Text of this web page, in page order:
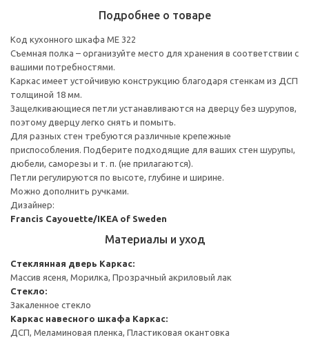
Подробнее о товаре
Код кухонного шкафа ME 322
Съемная полка – организуйте место для хранения в соответствии с
вашими потребностями.
Каркас имеет устойчивую конструкцию благодаря стенкам из ДСП
толщиной 18 мм.
Защелкивающиеся петли устанавливаются на дверцу без шурупов,
поэтому дверцу легко снять и помыть.
Для разных стен требуются различные крепежные
приспособления. Подберите подходящие для ваших стен шурупы,
дюбели, саморезы и т. п. (не прилагаются).
Петли регулируются по высоте, глубине и ширине.
Можно дополнить ручками.
Дизайнер:
Francis Cayouette/IKEA of Sweden
Материалы и уход
Стеклянная дверь Каркас:
Массив ясеня, Морилка, Прозрачный акриловый лак
Стекло:
Закаленное стекло
Каркас навесного шкафа Каркас:
ДСП, Меламиновая пленка, Пластиковая окантовка